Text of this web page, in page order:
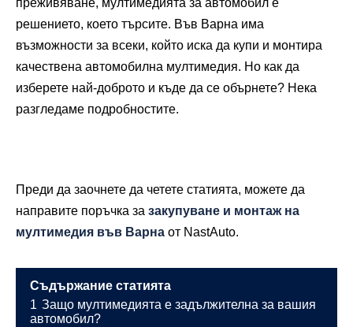
преживяване, мултимедията за автомобил е
решението, което търсите. Във Варна има
възможности за всеки, който иска да купи и монтира
качествена автомобилна мултимедия. Но как да
изберете най-доброто и къде да се обърнете? Нека
разгледаме подробностите.
Преди да заочнете да четете статията, можете да
направите поръчка за закупуване и монтаж на
мултимедия във Варна от NastAuto.
Съдържание статията
1 Защо мултимедията е задължителна за вашия
автомобил?